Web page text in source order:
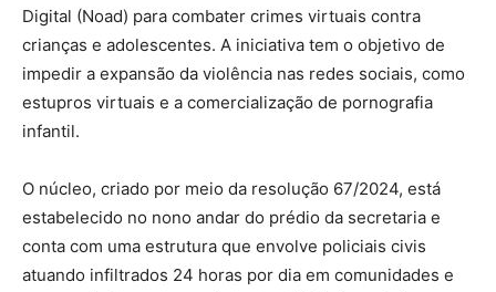
Digital (Noad) para combater crimes virtuais contra
crianças e adolescentes. A iniciativa tem o objetivo de
impedir a expansão da violência nas redes sociais, como
estupros virtuais e a comercialização de pornografia
infantil.
O núcleo, criado por meio da resolução 67/2024, está
estabelecido no nono andar do prédio da secretaria e
conta com uma estrutura que envolve policiais civis
atuando infiltrados 24 horas por dia em comunidades e